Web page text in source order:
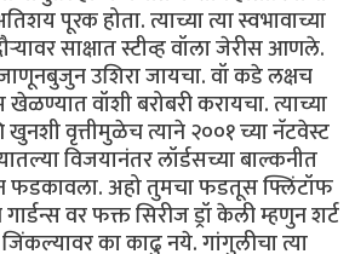
पूरक होता. त्याच्या त्या स्वभावाच्या
साक्षात स्टीव्ह वॉला जेरीस आणले.
उशिरा जायचा. वॉ कडे लक्षच
खेळण्यात वॉशी बरोबरी करायचा. त्याच्या
वृत्तीमुळेच त्याने २००१ च्या नॅटवेस्ट
विजयानंतर लॉर्डसच्या बाल्कनीत
फडकावला. अहो तुमचा फडतूस फ्लिंटॉफ
वर फक्त सिरीज ड्रॉ केली म्हणुन शर्ट
का काढु नये. गांगुलीचा त्या